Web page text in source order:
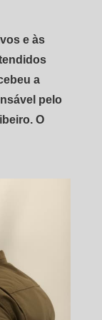
e às
a
pelo
O